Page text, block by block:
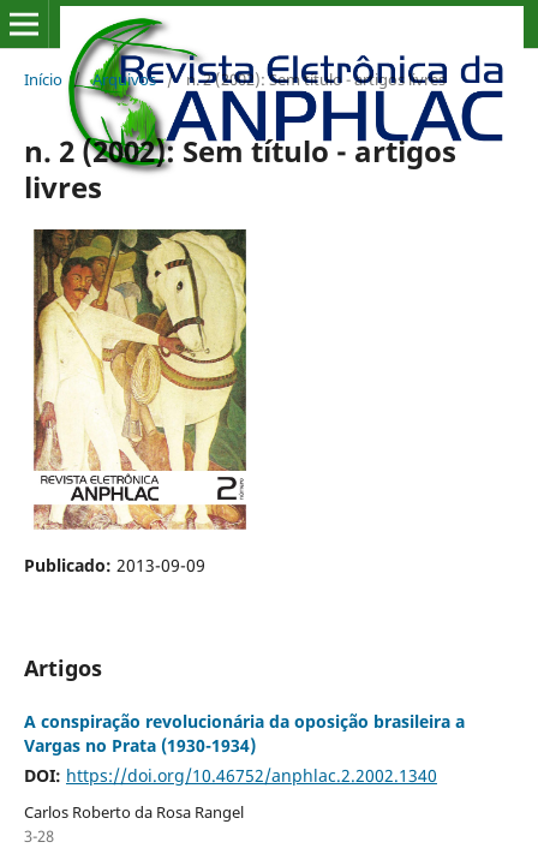
Início / Arquivos / n. 2 (2002): Sem título - artigos livres
n. 2 (2002): Sem título - artigos
livres
Publicado: 2013-09-09
Artigos
A conspiração revolucionária da oposição brasileira a
Vargas no Prata (1930-1934)
DOI: https://doi.org/10.46752/anphlac.2.2002.1340
Carlos Roberto da Rosa Rangel
3-28